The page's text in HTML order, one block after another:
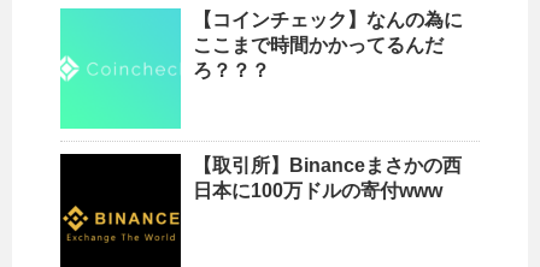
【コインチェック】なんの為に
ここまで時間かかってるんだ
ろ？？？
【取引所】Binanceまさかの西
日本に100万ドルの寄付www